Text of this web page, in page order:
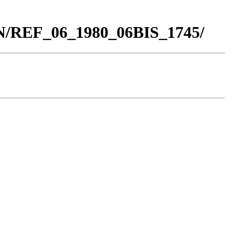
REF_06_1980_06BIS_1745/